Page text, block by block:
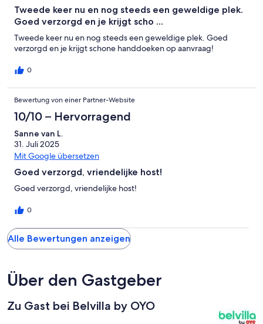
Tweede keer nu en nog steeds een geweldige plek.
Goed verzorgd en je krijgt scho ...
Tweede keer nu en nog steeds een geweldige plek. Goed
verzorgd en je krijgt schone handdoeken op aanvraag!
0
Bewertung von einer Partner-Website
10/10 – Hervorragend
Sanne van L.
31. Juli 2025
Mit Google übersetzen
Goed verzorgd, vriendelijke host!
Goed verzorgd, vriendelijke host!
0
Alle Bewertungen anzeigen
Über den Gastgeber
Zu Gast bei Belvilla by OYO